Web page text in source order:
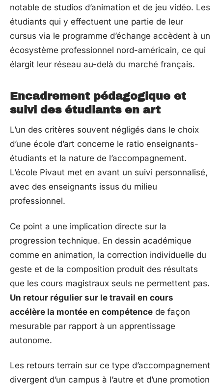
notable de studios d’animation et de jeu vidéo. Les
étudiants qui y effectuent une partie de leur
cursus via le programme d’échange accèdent à un
écosystème professionnel nord-américain, ce qui
élargit leur réseau au-delà du marché français.
Encadrement pédagogique et
suivi des étudiants en art
L’un des critères souvent négligés dans le choix
d’une école d’art concerne le ratio enseignants-
étudiants et la nature de l’accompagnement.
L’école Pivaut met en avant un suivi personnalisé,
avec des enseignants issus du milieu
professionnel.
Ce point a une implication directe sur la
progression technique. En dessin académique
comme en animation, la correction individuelle du
geste et de la composition produit des résultats
que les cours magistraux seuls ne permettent pas.
Un retour régulier sur le travail en cours
accélère la montée en compétence de façon
mesurable par rapport à un apprentissage
autonome.
Les retours terrain sur ce type d’accompagnement
divergent d’un campus à l’autre et d’une promotion